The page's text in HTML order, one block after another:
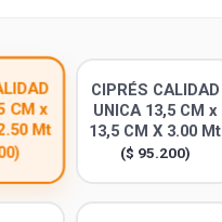
CM x
Mt
CIPRÉS CALIDAD
UNICA 13,5 CM x
13,5 CM X 3.00 Mt
($ 95.200)